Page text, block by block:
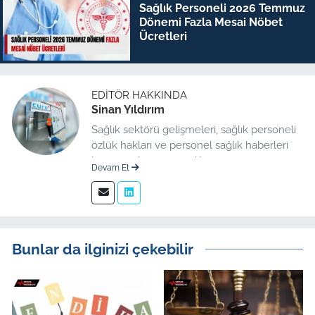
Sağlık Personeli 2026 Temmuz
Dönemi Fazla Mesai Nöbet
Ücretleri
EDITÖR HAKKINDA
Sinan Yıldırım
Sağlık sektörü gelişmeleri, sağlık personeli
özlük hakları ve personel sağlık haberleri
konusunda uzman editör.
Devam Et
Bunlar da ilginizi çekebilir